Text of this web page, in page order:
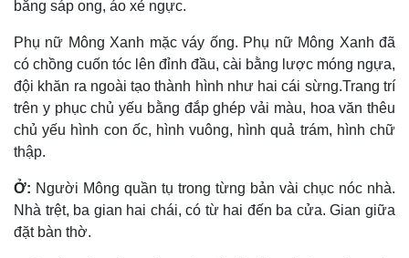
bằng sáp ong, áo xẻ ngực.
Phụ nữ Mông Xanh mặc váy ống. Phụ nữ Mông Xanh đã
có chồng cuốn tóc lên đỉnh đầu, cài bằng lược móng ngựa,
đội khăn ra ngoài tạo thành hình như hai cái sừng.Trang trí
trên y phục chủ yếu bằng đắp ghép vải màu, hoa văn thêu
chủ yếu hình con ốc, hình vuông, hình quả trám, hình chữ
thập.
Ở: Người Mông quần tụ trong từng bản vài chục nóc nhà.
Nhà trệt, ba gian hai chái, có từ hai đến ba cửa. Gian giữa
đặt bàn thờ.